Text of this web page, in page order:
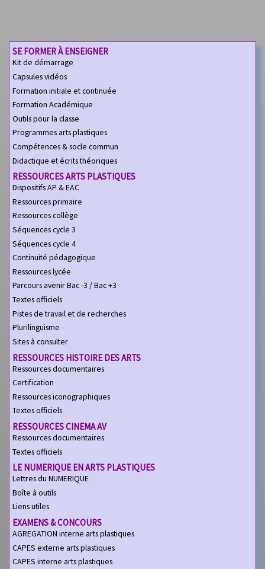
SE FORMER À ENSEIGNER
Kit de démarrage
Capsules vidéos
Formation initiale et continuée
Formation Académique
Outils pour la classe
Programmes arts plastiques
Compétences & socle commun
Didactique et écrits théoriques
RESSOURCES ARTS PLASTIQUES
Dispositifs AP & EAC
Ressources primaire
Ressources collège
Séquences cycle 3
Séquences cycle 4
Continuité pédagogique
Ressources lycée
Parcours avenir Bac -3 / Bac +3
Textes officiels
Pistes de travail et de recherches
Plurilinguisme
Sites à consulter
RESSOURCES HISTOIRE DES ARTS
Ressources documentaires
Certification
Ressources iconographiques
Textes officiels
RESSOURCES CINEMA AV
Ressources documentaires
Textes officiels
LE NUMERIQUE EN ARTS PLASTIQUES
Lettres du NUMERIQUE
Boîte à outils
Liens utiles
EXAMENS & CONCOURS
AGREGATION interne arts plastiques
CAPES externe arts plastiques
CAPES interne arts plastiques